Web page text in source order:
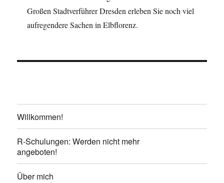
Großen Stadtverführer Dresden erleben Sie noch viel
aufregendere Sachen in Elbflorenz.
Willkommen!
R-Schulungen: Werden nicht mehr
angeboten!
Über mich